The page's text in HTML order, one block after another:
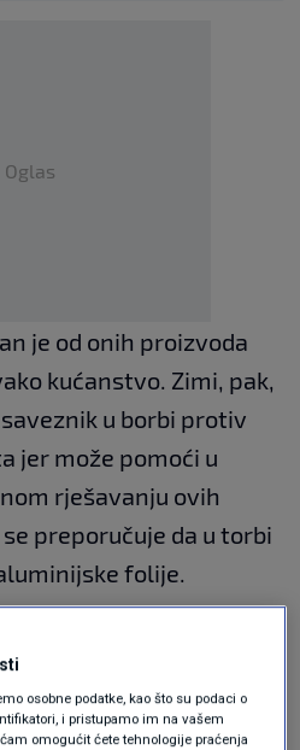
Oglas
je od onih proizvoda
kućanstvo. Zimi, pak,
u borbi protiv
jer može pomoći u
rješavanju ovih
preporučuje da u torbi
folije.
sintetičkih i
često se kosa
popraviti situaciju
osobne podatke, kao što su podaci o
i pristupamo im na vašem
omogućit ćete tehnologije praćenja